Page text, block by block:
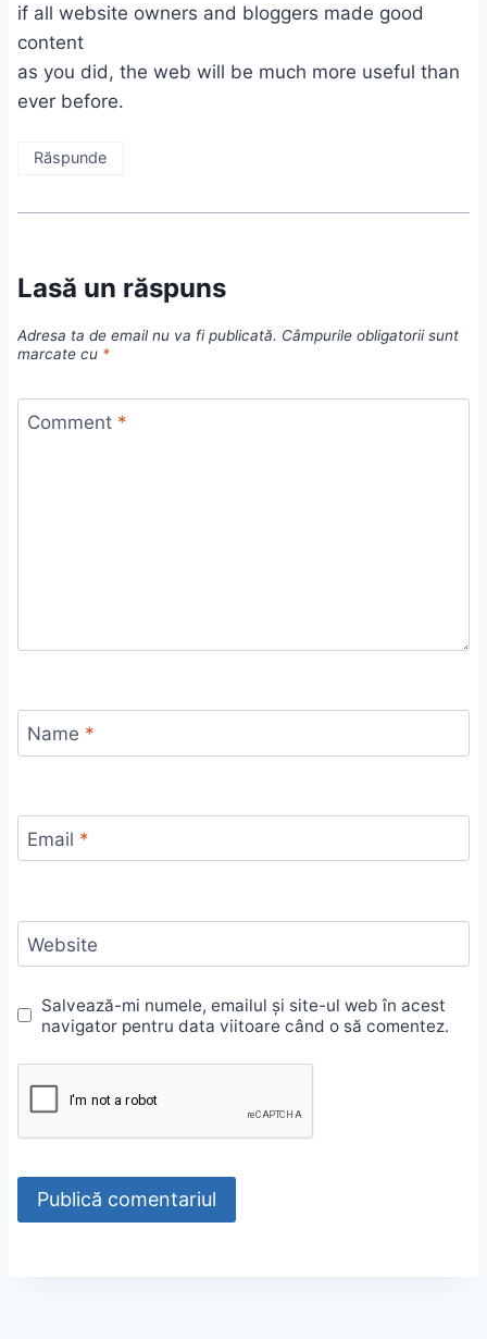
if all website owners and bloggers made good
content
as you did, the web will be much more useful than
ever before.
Răspunde
Lasă un răspuns
Adresa ta de email nu va fi publicată. Câmpurile obligatorii sunt
marcate cu *
Comment *
Name *
Email *
Website
Salvează-mi numele, emailul și site-ul web în acest
navigator pentru data viitoare când o să comentez.